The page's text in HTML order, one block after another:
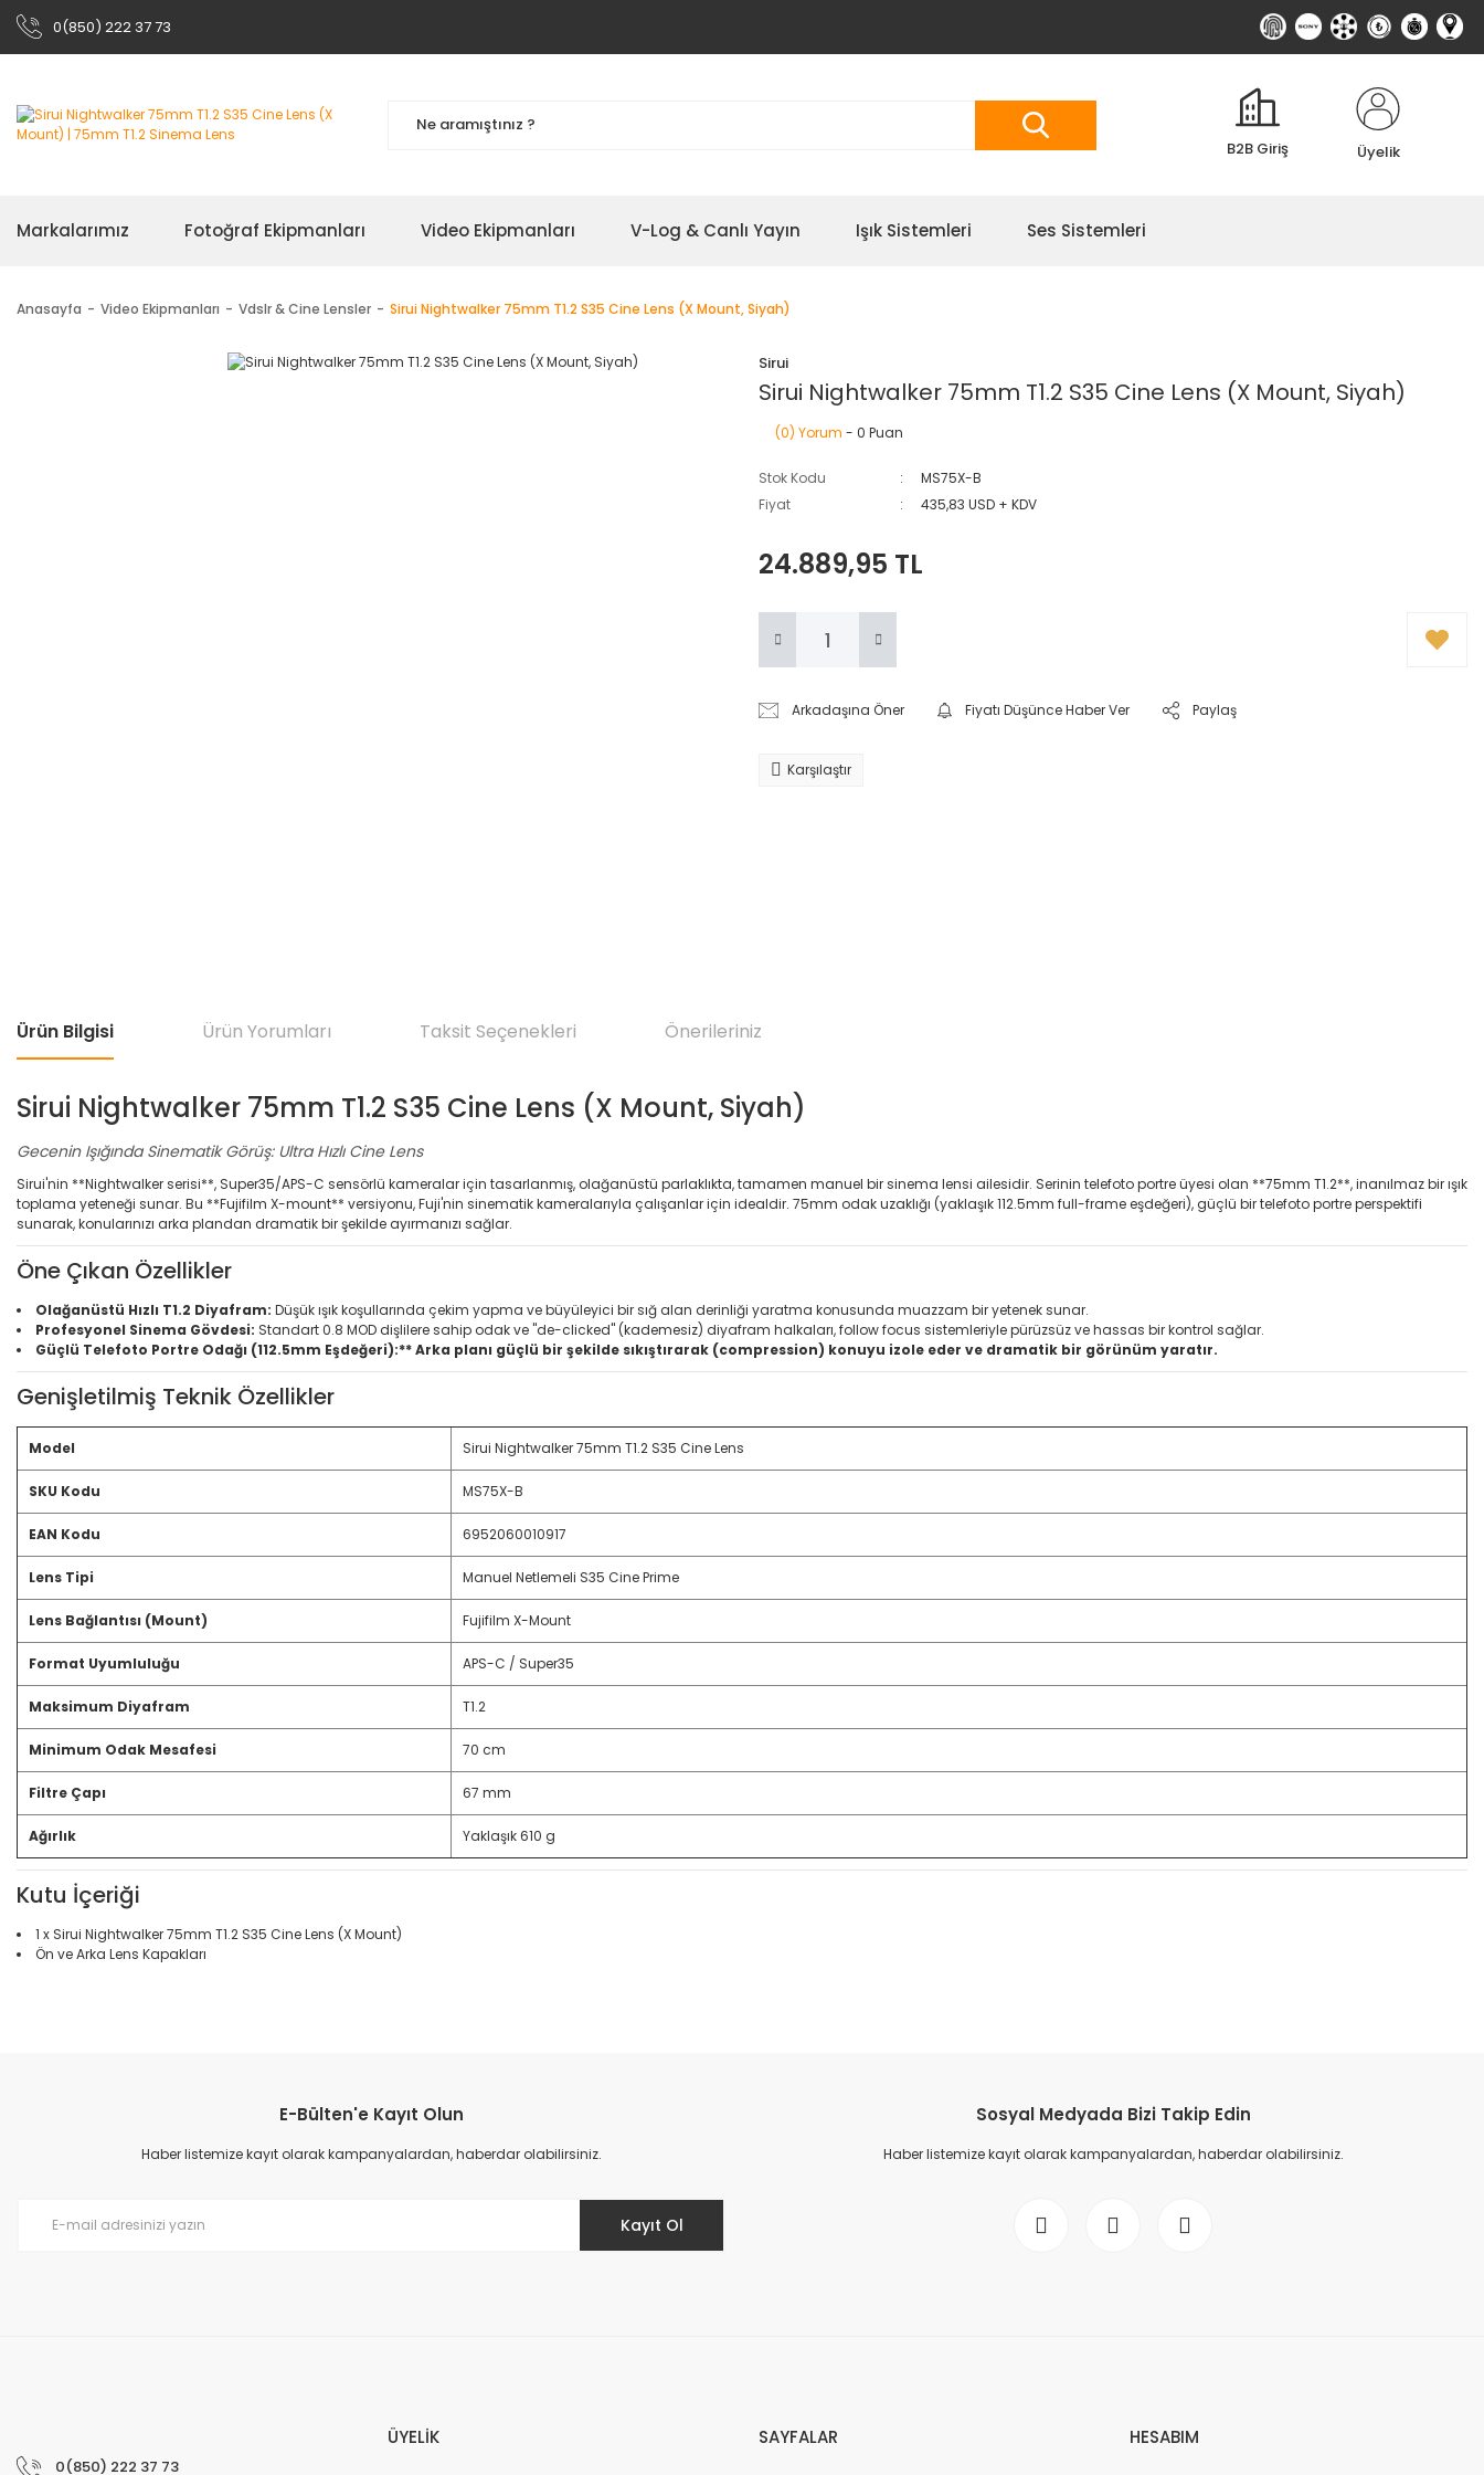
0(850) 222 37 73
B2B Giriş Üyelik
Markalarımız Fotoğraf Ekipmanları Video Ekipmanları V-Log & Canlı Yayın Işık Sistemleri Ses Sistemleri
Anasayfa Video Ekipmanları Vdslr & Cine Lensler Sirui Nightwalker 75mm T1.2 S35 Cine Lens (X Mount, Siyah)
Sirui
Sirui Nightwalker 75mm T1.2 S35 Cine Lens (X Mount, Siyah)
(0) Yorum - 0 Puan
Stok Kodu
MS75X-B
Fiyat
435,83 USD + KDV
24.889,95 TL
Arkadaşına Öner Fiyatı Düşünce Haber Ver Paylaş
Karşılaştır
Ürün Bilgisi Ürün Yorumları Taksit Seçenekleri Önerileriniz
Sirui Nightwalker 75mm T1.2 S35 Cine Lens (X Mount, Siyah)
Gecenin Işığında Sinematik Görüş: Ultra Hızlı Cine Lens
Sirui'nin **Nightwalker serisi**, Super35/APS-C sensörlü kameralar için tasarlanmış, olağanüstü parlaklıkta, tamamen manuel bir sinema lensi ailesidir. Serinin telefoto portre üyesi olan **75mm T1.2**, inanılmaz bir ışık
toplama yeteneği sunar. Bu **Fujifilm X-mount** versiyonu, Fuji'nin sinematik kameralarıyla çalışanlar için idealdir. 75mm odak uzaklığı (yaklaşık 112.5mm full-frame eşdeğeri), güçlü bir telefoto portre perspektifi
sunarak, konularınızı arka plandan dramatik bir şekilde ayırmanızı sağlar.
Öne Çıkan Özellikler
Olağanüstü Hızlı T1.2 Diyafram: Düşük ışık koşullarında çekim yapma ve büyüleyici bir sığ alan derinliği yaratma konusunda muazzam bir yetenek sunar.
Profesyonel Sinema Gövdesi: Standart 0.8 MOD dişlilere sahip odak ve "de-clicked" (kademesiz) diyafram halkaları, follow focus sistemleriyle pürüzsüz ve hassas bir kontrol sağlar.
Güçlü Telefoto Portre Odağı (112.5mm Eşdeğeri):** Arka planı güçlü bir şekilde sıkıştırarak (compression) konuyu izole eder ve dramatik bir görünüm yaratır.
Genişletilmiş Teknik Özellikler
Model Sirui Nightwalker 75mm T1.2 S35 Cine Lens
SKU Kodu MS75X-B
EAN Kodu 6952060010917
Lens Tipi Manuel Netlemeli S35 Cine Prime
Lens Bağlantısı (Mount) Fujifilm X-Mount
Format Uyumluluğu APS-C / Super35
Maksimum Diyafram T1.2
Minimum Odak Mesafesi 70 cm
Filtre Çapı 67 mm
Ağırlık Yaklaşık 610 g
Kutu İçeriği
1 x Sirui Nightwalker 75mm T1.2 S35 Cine Lens (X Mount)
Ön ve Arka Lens Kapakları
Ürün resmi kalitesiz, bozuk veya görüntülenemiyor.
Ürün açıklamasında eksik bilgiler bulunuyor.
E-Bülten'e Kayıt Olun
Haber listemize kayıt olarak kampanyalardan, haberdar olabilirsiniz.
Kayıt Ol
Sosyal Medyada Bizi Takip Edin
Haber listemize kayıt olarak kampanyalardan, haberdar olabilirsiniz.
0(850) 222 37 73
ÜYELİK SAYFALAR HESABIM